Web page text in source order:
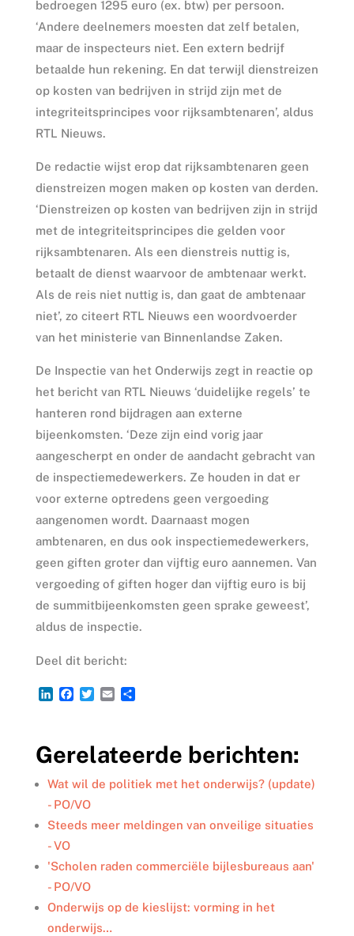
bedroegen 1295 euro (ex. btw) per persoon.
‘Andere deelnemers moesten dat zelf betalen,
maar de inspecteurs niet. Een extern bedrijf
betaalde hun rekening. En dat terwijl dienstreizen
op kosten van bedrijven in strijd zijn met de
integriteitsprincipes voor rijksambtenaren’, aldus
RTL Nieuws.
De redactie wijst erop dat rijksambtenaren geen
dienstreizen mogen maken op kosten van derden.
‘Dienstreizen op kosten van bedrijven zijn in strijd
met de integriteitsprincipes die gelden voor
rijksambtenaren. Als een dienstreis nuttig is,
betaalt de dienst waarvoor de ambtenaar werkt.
Als de reis niet nuttig is, dan gaat de ambtenaar
niet’, zo citeert RTL Nieuws een woordvoerder
van het ministerie van Binnenlandse Zaken.
De Inspectie van het Onderwijs zegt in reactie op
het bericht van RTL Nieuws ‘duidelijke regels’ te
hanteren rond bijdragen aan externe
bijeenkomsten. ‘Deze zijn eind vorig jaar
aangescherpt en onder de aandacht gebracht van
de inspectiemedewerkers. Ze houden in dat er
voor externe optredens geen vergoeding
aangenomen wordt. Daarnaast mogen
ambtenaren, en dus ook inspectiemedewerkers,
geen giften groter dan vijftig euro aannemen. Van
vergoeding of giften hoger dan vijftig euro is bij
de summitbijeenkomsten geen sprake geweest’,
aldus de inspectie.
Deel dit bericht:
L
e
d
I
n
F
b
o
o
k
T
t
e
r
E
l
D
n
Gerelateerde berichten:
Wat wil de politiek met het onderwijs? (update)
- PO/VO
Steeds meer meldingen van onveilige situaties
- VO
'Scholen raden commerciële bijlesbureaus aan'
- PO/VO
Onderwijs op de kieslijst: vorming in het
onderwijs…